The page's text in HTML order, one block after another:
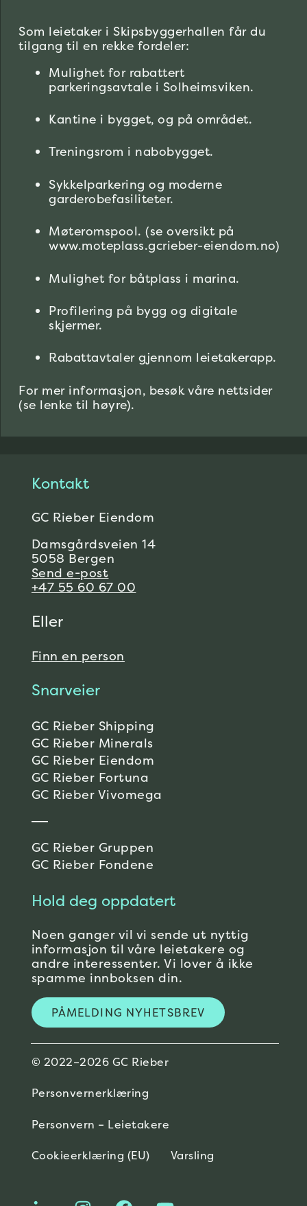
Som leietaker i Skipsbyggerhallen får du
tilgang til en rekke fordeler:
Mulighet for rabattert
parkeringsavtale i Solheimsviken.
Kantine i bygget, og på området.
Treningsrom i nabobygget.
Sykkelparkering og moderne
garderobefasiliteter.
Møteromspool. (se oversikt på
www.moteplass.gcrieber-eiendom.no)
Mulighet for båtplass i marina.
Profilering på bygg og digitale
skjermer.
Rabattavtaler gjennom leietakerapp.
For mer informasjon, besøk våre nettsider
(se lenke til høyre).
Kontakt
GC Rieber Eiendom
Damsgårdsveien 14
5058 Bergen
Send e-post
+47 55 60 67 00
Eller
Finn en person
Snarveier
GC Rieber Shipping
GC Rieber Minerals
GC Rieber Eiendom
GC Rieber Fortuna
GC Rieber Vivomega
GC Rieber Gruppen
GC Rieber Fondene
Hold deg oppdatert
Noen ganger vil vi sende ut nyttig
informasjon til våre leietakere og
andre interessenter. Vi lover å ikke
spamme innboksen din.
PÅMELDING NYHETSBREV
© 2022–2026 GC Rieber
Personvernerklæring
Personvern – Leietakere
Cookieerklæring (EU) Varsling